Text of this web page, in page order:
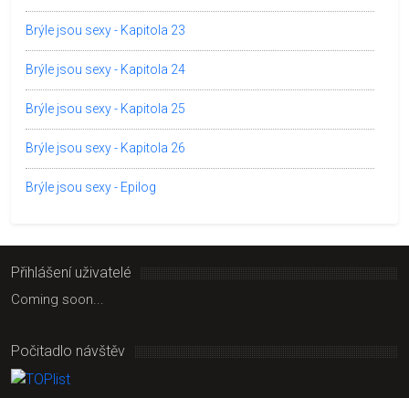
Brýle jsou sexy - Kapitola 23
Brýle jsou sexy - Kapitola 24
Brýle jsou sexy - Kapitola 25
Brýle jsou sexy - Kapitola 26
Brýle jsou sexy - Epilog
Přihlášení uživatelé
Coming soon...
Počitadlo návštěv